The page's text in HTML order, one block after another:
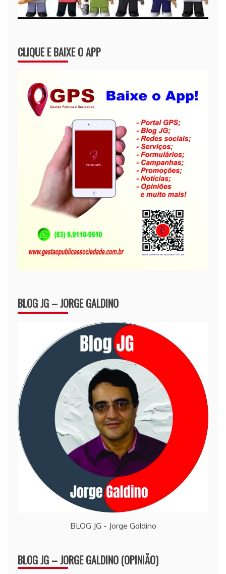
CLIQUE E BAIXE O APP
BLOG JG – JORGE GALDINO
BLOG JG - Jorge Galdino
BLOG JG – JORGE GALDINO (OPINIÃO)